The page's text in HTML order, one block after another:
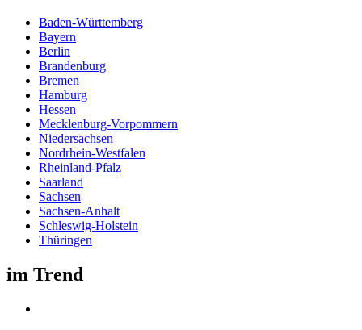
Baden-Württemberg
Bayern
Berlin
Brandenburg
Bremen
Hamburg
Hessen
Mecklenburg-Vorpommern
Niedersachsen
Nordrhein-Westfalen
Rheinland-Pfalz
Saarland
Sachsen
Sachsen-Anhalt
Schleswig-Holstein
Thüringen
im Trend